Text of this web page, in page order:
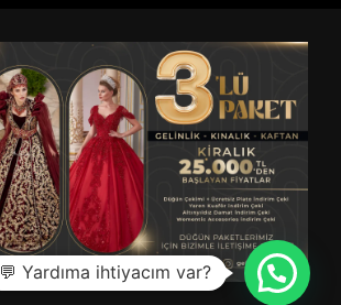
💬 Yardıma ihtiyacım var?